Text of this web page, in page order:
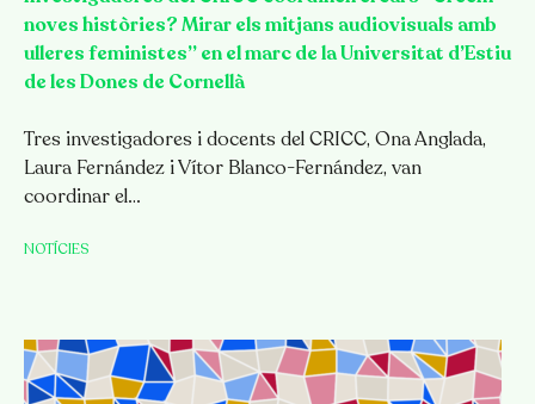
noves històries? Mirar els mitjans audiovisuals amb
ulleres feministes” en el marc de la Universitat d’Estiu
de les Dones de Cornellà
Tres investigadores i docents del CRICC, Ona Anglada,
Laura Fernández i Vítor Blanco-Fernández, van
coordinar el…
NOTÍCIES